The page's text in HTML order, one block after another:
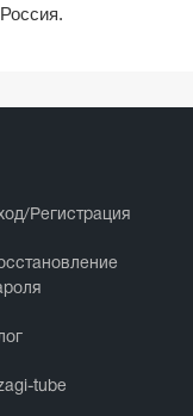
Россия.
Регистрация
tube